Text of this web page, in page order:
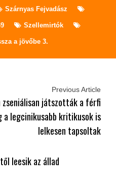
Szárnyas Fejvadász
Szellemirtók
a jövőbe 3.
Previous Article
zseniálisan játszották a férfi
a legcinikusabb kritikusok is
lelkesen tapsoltak
leesik az állad